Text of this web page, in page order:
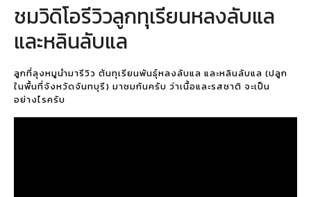
ชมวิดิโอรีวิวลูกทุเรียนหลงลับแล
และหลินลับแล
ลูกที่ลุงหมูนำมารีวิว ต้นทุเรียนพันธุ์หลงลับแล และหลินลับแล (ปลูก
ในพื้นที่จังหวัดจันทบุรี) มาชมกันครับ ว่าเนื้อและรสชาติ จะเป็น
อย่างไรครับ